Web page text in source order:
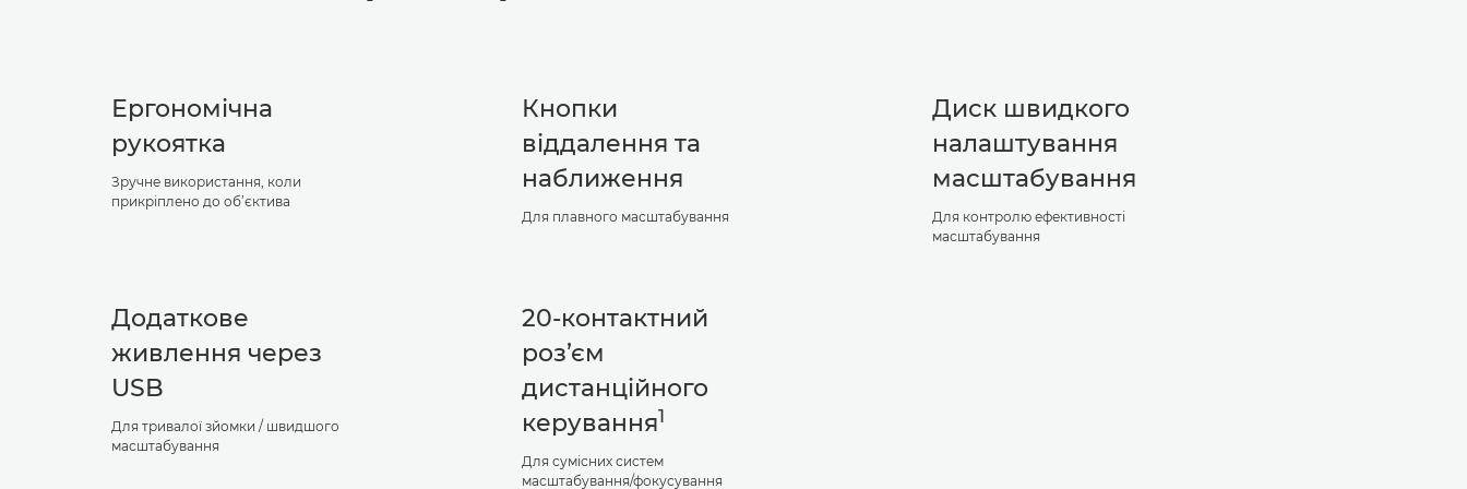
Ергономічна
рукоятка
Зручне використання, коли
прикріплено до об’єктива
Кнопки
віддалення та
наближення
Для плавного масштабування
Диск швидкого
налаштування
масштабування
Для контролю ефективності
масштабування
Додаткове
живлення через
USB
Для тривалої зйомки / швидшого
масштабування
20-контактний
роз’єм
дистанційного
керування1
Для сумісних систем
масштабування/фокусування